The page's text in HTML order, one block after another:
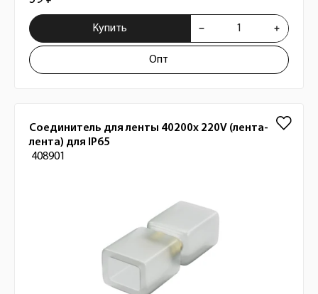
Купить
Опт
Соединитель для ленты 40200х 220V (лента-
лента) для IP65
408901